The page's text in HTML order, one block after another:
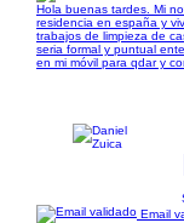
Hola buenas tardes. Mi
residencia en españa y
trabajos de limpieza de
seria formal y puntual
en mi móvil para qdar y
Email